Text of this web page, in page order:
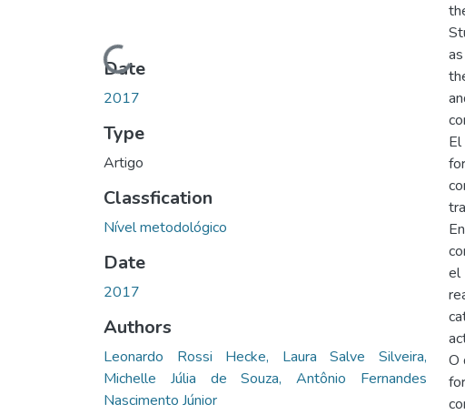
Loading...
Date
2017
Type
Artigo
Classfication
Nível metodológico
Date
2017
Authors
Leonardo Rossi Hecke, Laura Salve Silveira,
Michelle Júlia de Souza, Antônio Fernandes
Nascimento Júnior
el
O